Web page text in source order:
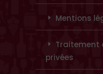
Mentions
Traitement
privées